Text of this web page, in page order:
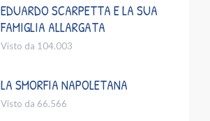
EDUARDO SCARPETTA E LA SUA
FAMIGLIA ALLARGATA
Visto da 104.003
LA SMORFIA NAPOLETANA
Visto da 66.566